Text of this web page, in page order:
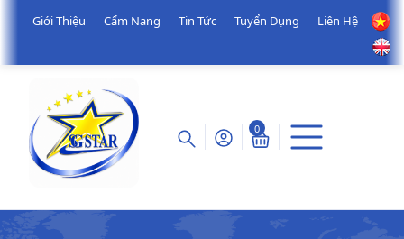
Giới Thiệu Cẩm Nang Tin Tức Tuyển Dụng Liên Hệ
0